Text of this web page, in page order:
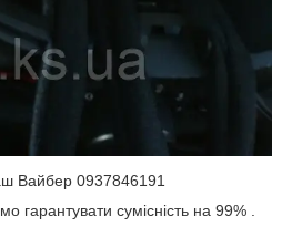
Вайбер 0937846191
гарантувати сумісність на 99% .